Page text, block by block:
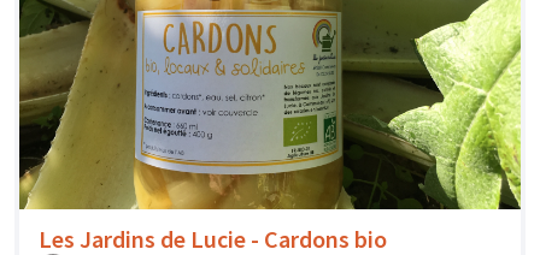
Les Jardins de Lucie - Cardons bio